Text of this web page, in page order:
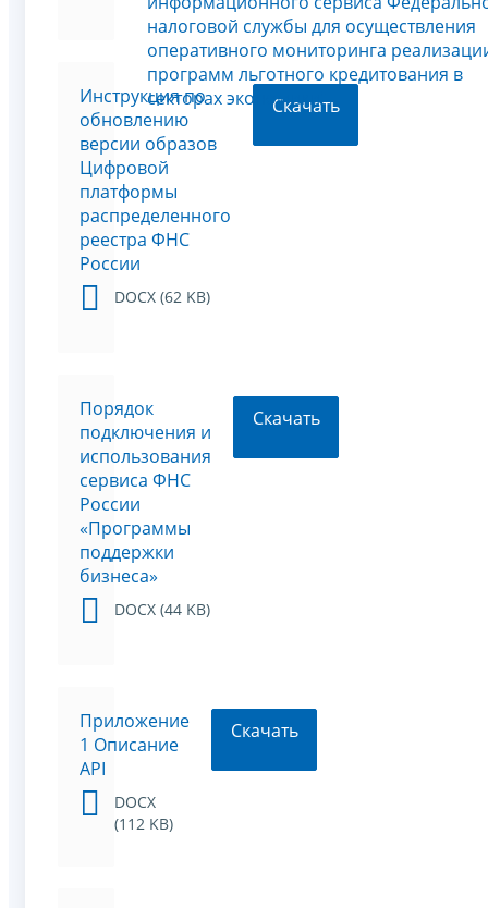
Инструкция по
обновлению
версии образов
Цифровой
платформы
распределенного
реестра ФНС
России
DOCX (62 KB)
Скачать
Порядок
подключения и
использования
сервиса ФНС
России
«Программы
поддержки
бизнеса»
DOCX (44 KB)
Скачать
Приложение
1 Описание
API
DOCX
(112 KB)
Скачать
налоговой службы для осуществления
оперативного мониторинга
программ льготного кредитования в
секторах экономики"